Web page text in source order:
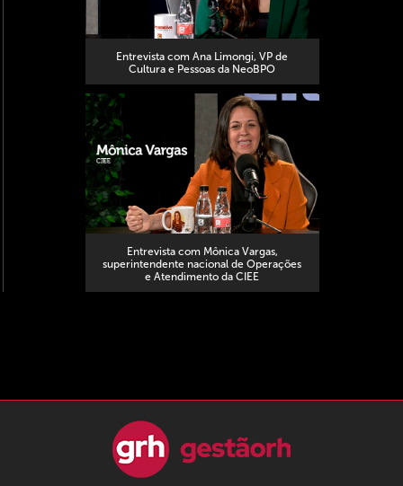
Entrevista com Ana Limongi, VP de
Cultura e Pessoas da NeoBPO
Entrevista com Mônica Vargas,
superintendente nacional de Operações
e Atendimento da CIEE